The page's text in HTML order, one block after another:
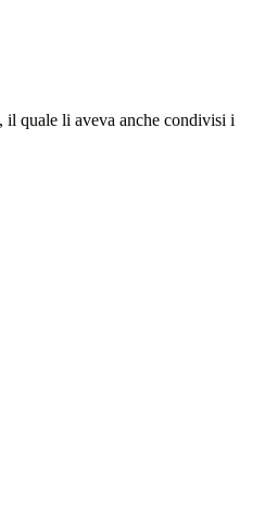
, il quale li aveva anche condivisi i